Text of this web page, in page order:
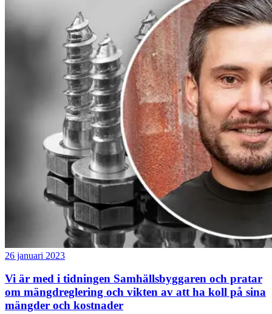
26 januari 2023
Vi är med i tidningen Samhällsbyggaren och pratar
om mängdreglering och vikten av att ha koll på sina
mängder och kostnader